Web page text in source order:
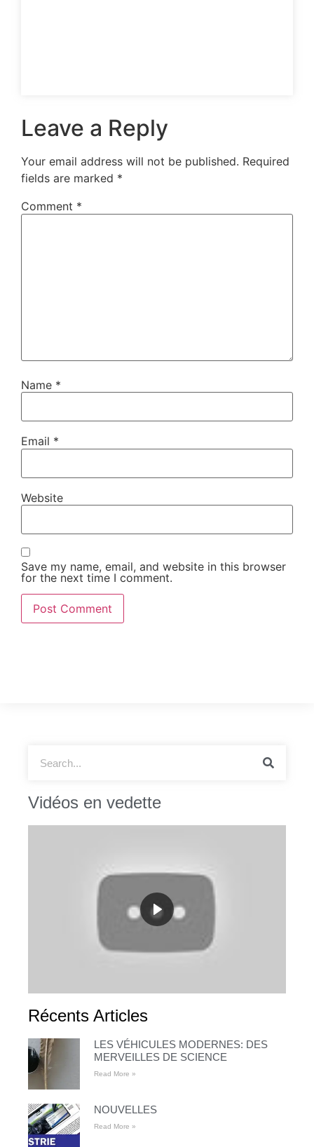
Leave a Reply
Your email address will not be published. Required
fields are marked *
Comment *
Name *
Email *
Website
Save my name, email, and website in this browser
for the next time I comment.
Vidéos en vedette
Récents Articles
LES VÉHICULES MODERNES: DES
MERVEILLES DE SCIENCE
Read More »
NOUVELLES
Read More »